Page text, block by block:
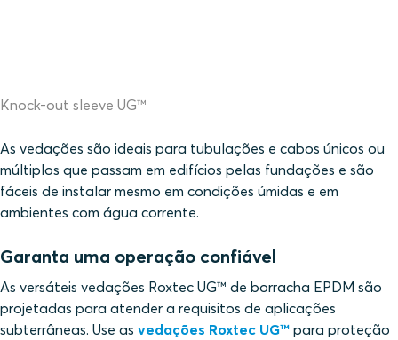
Knock-out sleeve UG™
As vedações são ideais para tubulações e cabos únicos ou
múltiplos que passam em edifícios pelas fundações e são
fáceis de instalar mesmo em condições úmidas e em
ambientes com água corrente.
Garanta uma operação confiável
As versáteis vedações Roxtec UG™ de borracha EPDM são
projetadas para atender a requisitos de aplicações
subterrâneas. Use as vedações Roxtec UG™ para proteção